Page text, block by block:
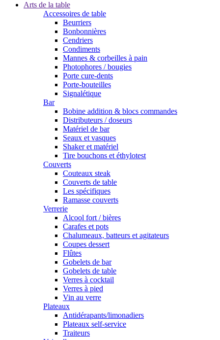
Arts de la table
Accessoires de table
Beurriers
Bonbonnières
Cendriers
Condiments
Mannes & corbeilles à pain
Photophores / bougies
Porte cure-dents
Porte-bouteilles
Signalétique
Bar
Bobine addition & blocs commandes
Distributeurs / doseurs
Matériel de bar
Seaux et vasques
Shaker et matériel
Tire bouchons et éthylotest
Couverts
Couteaux steak
Couverts de table
Les spécifiques
Ramasse couverts
Verrerie
Alcool fort / bières
Carafes et pots
Chalumeaux, batteurs et agitateurs
Coupes dessert
Flûtes
Gobelets de bar
Gobelets de table
Verres à cocktail
Verres à pied
Vin au verre
Plateaux
Antidérapants/limonadiers
Plateaux self-service
Traiteurs